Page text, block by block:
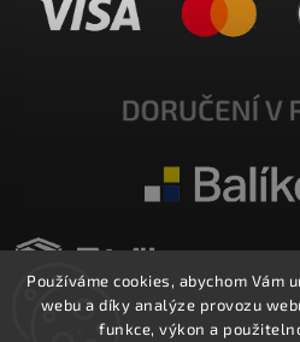
Používáme cookies, abychom
webu a díky analýze provozu
funkce, výkon a